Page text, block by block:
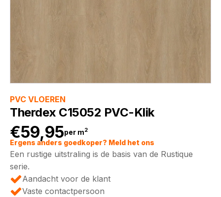
PVC VLOEREN
Therdex C15052 PVC-Klik
€59,95per m2
Ergens anders goedkoper? Meld het ons
Een rustige uitstraling is de basis van de Rustique
serie.
Aandacht voor de klant
Vaste contactpersoon